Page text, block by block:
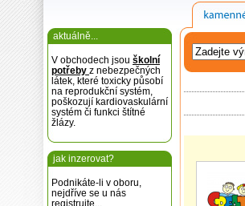
aktuálně...
V obchodech jsou školní
potřeby z nebezpečných
látek, které toxicky působí
na reprodukční systém,
poškozují kardiovaskulární
systém či funkci štítné
žlázy.
jak inzerovat?
Podnikáte-li v oboru,
nejdříve se u nás
registrujte...